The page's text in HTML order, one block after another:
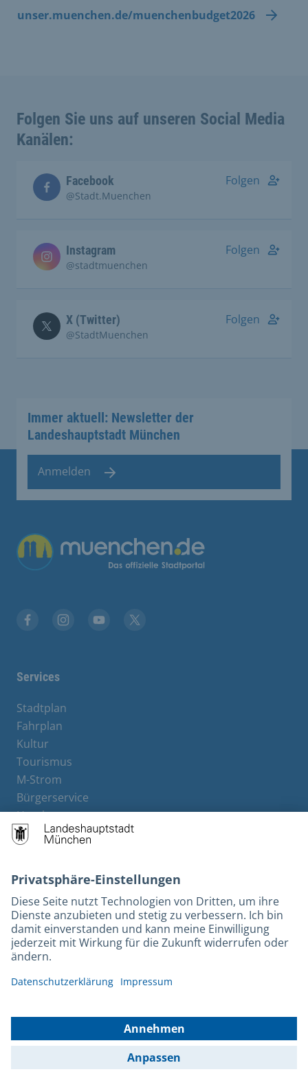
unser.muenchen.de/muenchenbudget2026
Folgen Sie uns auf unseren Social Media
Kanälen:
Facebook
@Stadt.Muenchen
Folgen
Instagram
@stadtmuenchen
Folgen
X (Twitter)
@StadtMuenchen
Folgen
Immer aktuell: Newsletter der
Landeshauptstadt München
Anmelden
Services
Stadtplan
Fahrplan
Kultur
Tourismus
M-Strom
Bürgerservice
Hotels
Barrierefreiheit
Leichte Sprache
Gebärdensprache
Datenschutz
Impressum
© 2025 Portal München Betriebs GmbH & Co. KG - Ein Service der
Landeshauptstadt München und der Stadtwerke München GmbH